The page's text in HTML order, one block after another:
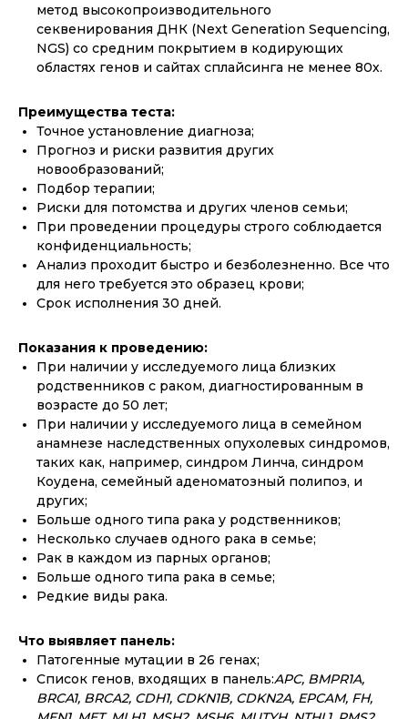
метод высокопроизводительного
секвенирования ДНК (Next Generation Sequencing,
NGS) со средним покрытием в кодирующих
областях генов и сайтах сплайсинга не менее 80х.
Преимущества теста:
Точное установление диагноза;
Прогноз и риски развития других
новообразований;
Подбор терапии;
Риски для потомства и других членов семьи;
При проведении процедуры строго соблюдается
конфиденциальность;
Анализ проходит быстро и безболезненно. Все что
для него требуется это образец крови;
Срок исполнения 30 дней.
Показания к проведению:
При наличии у исследуемого лица близких
родственников с раком, диагностированным в
возрасте до 50 лет;
При наличии у исследуемого лица в семейном
анамнезе наследственных опухолевых синдромов,
таких как, например, синдром Линча, синдром
Коудена, семейный аденоматозный полипоз, и
других;
Больше одного типа рака у родственников;
Несколько случаев одного рака в семье;
Рак в каждом из парных органов;
Больше одного типа рака в семье;
Редкие виды рака.
Что выявляет панель:
Патогенные мутации в 26 генах;
Список генов, входящих в панель:APC, BMPR1A,
BRCA1, BRCA2, CDH1, CDKN1B, CDKN2A, EPCAM, FH,